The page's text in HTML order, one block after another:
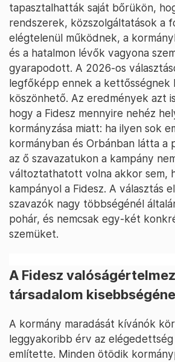
tapasztalhatták saját bőrükön,
rendszerek, közszolgáltatások a
elégtelenül működnek, a
és a hatalmon lévők vagyona
gyarapodott. A 2026-os
legfőképp ennek a kettősségnek
köszönhető. Az eredmények azt
hogy a Fidesz mennyire nehéz
kormányzása miatt: ha ilyen sok
kormányban és Orbánban látta a
az ő szavazatukon a kampány
változtathatott volna akkor sem,
kampányol a Fidesz. A választás
szavazók nagy többségénél
pohár, és nemcsak egy-két
szemüket.
A Fidesz
társadalom
A kormány maradását kívánók
leggyakoribb érv az elégedettség
említette. Minden ötödik